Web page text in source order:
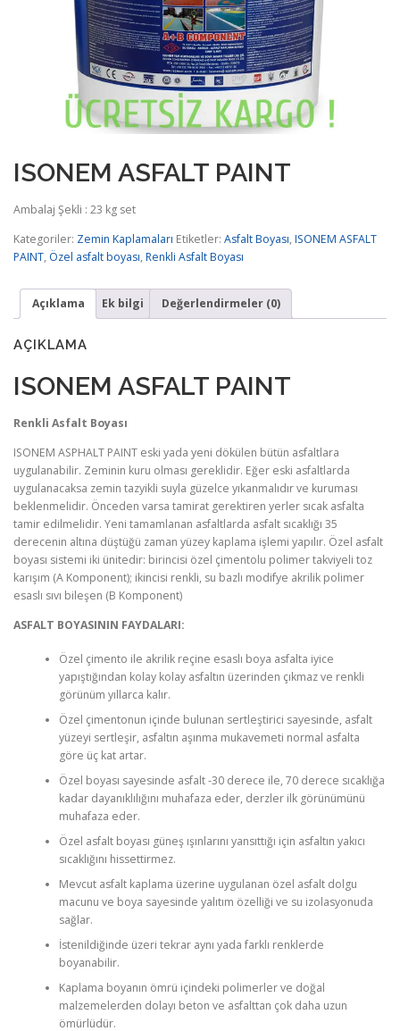
ISONEM ASFALT PAINT
Ambalaj Şekli : 23 kg set
Kategoriler: Zemin Kaplamaları Etiketler: Asfalt Boyası, ISONEM ASFALT
PAINT, Özel asfalt boyası, Renkli Asfalt Boyası
Açıklama Ek bilgi Değerlendirmeler (0)
AÇIKLAMA
ISONEM ASFALT PAINT
Renkli Asfalt Boyası
ISONEM ASPHALT PAINT eski yada yeni dökülen bütün asfaltlara
uygulanabilir. Zeminin kuru olması gereklidir. Eğer eski asfaltlarda
uygulanacaksa zemin tazyikli suyla güzelce yıkanmalıdır ve kuruması
beklenmelidir. Önceden varsa tamirat gerektiren yerler sıcak asfalta
tamir edilmelidir. Yeni tamamlanan asfaltlarda asfalt sıcaklığı 35
derecenin altına düştüğü zaman yüzey kaplama işlemi yapılır. Özel asfalt
boyası sistemi iki ünitedir: birincisi özel çimentolu polimer takviyeli toz
karışım (A Komponent); ikincisi renkli, su bazlı modifye akrilik polimer
esaslı sıvı bileşen (B Komponent)
ASFALT BOYASININ FAYDALARI:
Özel çimento ile akrilik reçine esaslı boya asfalta iyice
yapıştığından kolay kolay asfaltın üzerinden çıkmaz ve renkli
görünüm yıllarca kalır.
Özel çimentonun içinde bulunan sertleştirici sayesinde, asfalt
yüzeyi sertleşir, asfaltın aşınma mukavemeti normal asfalta
göre üç kat artar.
Özel boyası sayesinde asfalt -30 derece ile, 70 derece sıcaklığa
kadar dayanıklılığını muhafaza eder, derzler ilk görünümünü
muhafaza eder.
Özel asfalt boyası güneş ışınlarını yansıttığı için asfaltın yakıcı
sıcaklığını hissettirmez.
Mevcut asfalt kaplama üzerine uygulanan özel asfalt dolgu
macunu ve boya sayesinde yalıtım özelliği ve su izolasyonuda
sağlar.
İstenildiğinde üzeri tekrar aynı yada farklı renklerde
boyanabilir.
Kaplama boyanın ömrü içindeki polimerler ve doğal
malzemelerden dolayı beton ve asfalttan çok daha uzun
ömürlüdür.